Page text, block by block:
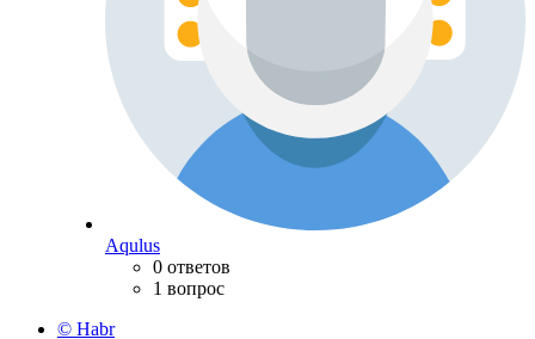
Aqulus
0 ответов
1 вопрос
© Habr